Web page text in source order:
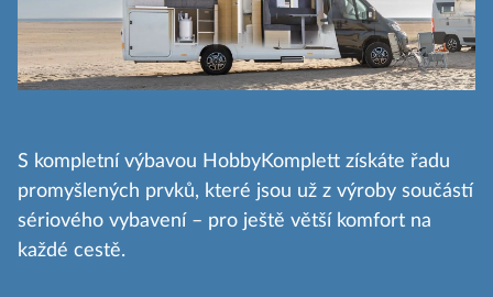
S kompletní výbavou HobbyKomplett získáte řadu
promyšlených prvků, které jsou už z výroby součástí
sériového vybavení – pro ještě větší komfort na
každé cestě.